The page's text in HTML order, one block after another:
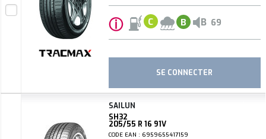
ⓘ C B B 69
SE CONNECTER
SAILUN
SH32
205/55 R 16 91V
CODE EAN : 6959655417159